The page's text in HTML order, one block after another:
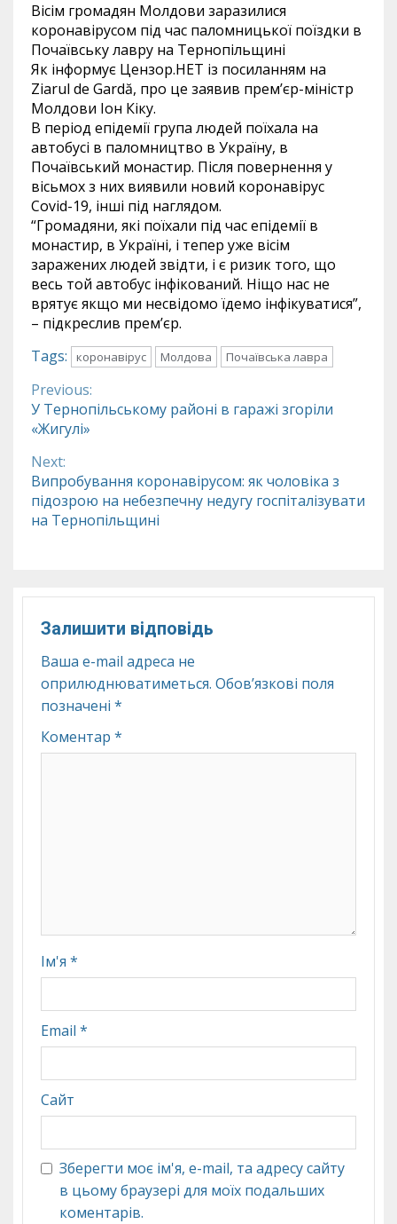
Вісім громадян Молдови заразилися
коронавірусом під час паломницької поїздки в
Почаївську лавру на Тернопільщині
Як інформує Цензор.НЕТ із посиланням на
Ziarul de Gardă, про це заявив прем’єр-міністр
Молдови Іон Кіку.
В період епідемії група людей поїхала на
автобусі в паломництво в Україну, в
Почаївський монастир. Після повернення у
вісьмох з них виявили новий коронавірус
Covid-19, інші під наглядом.
“Громадяни, які поїхали під час епідемії в
монастир, в Україні, і тепер уже вісім
заражених людей звідти, і є ризик того, що
весь той автобус інфікований. Ніщо нас не
врятує якщо ми несвідомо їдемо інфікуватися”,
– підкреслив прем’єр.
Tags:
коронавірус Молдова Почаївська лавра
Continue
Reading
Previous:
У Тернопільському районі в гаражі згоріли
«Жигулі»
Next:
Випробування коронавірусом: як чоловіка з
підозрою на небезпечну недугу госпіталізувати
на Тернопільщині
Залишити відповідь
Ваша e-mail адреса не
оприлюднюватиметься. Обов’язкові поля
позначені *
Коментар *
Ім'я *
Email *
Сайт
Зберегти моє ім'я, e-mail, та адресу сайту
в цьому браузері для моїх подальших
коментарів.